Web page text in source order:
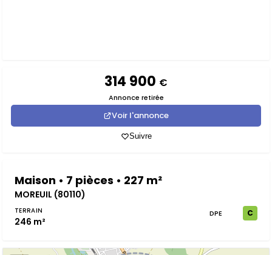
314 900 €
Annonce retirée
Voir l'annonce
Suivre
Maison • 7 pièces • 227 m²
MOREUIL (80110)
TERRAIN
246 m²
DPE C